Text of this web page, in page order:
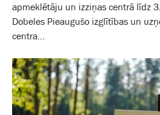
apmeklētāju un izziņas centrā līdz
Dobeles Pieaugušo izglītības un
centra...